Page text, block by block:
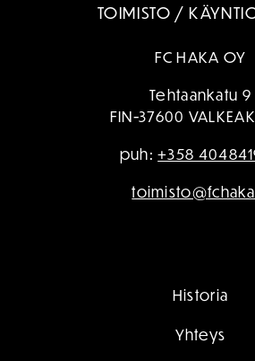
TOIMISTO /
FC HAKA OY
Tehtaankatu 9
FIN-37600
puh:+358
Historia
Yhteys